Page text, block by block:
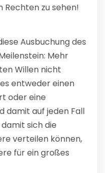
zu sehen!
Ausbuchung des
Mehr
Willen nicht
entweder einen
oder eine
damit auf jeden Fall
sich die
verteilen können,
für ein großes